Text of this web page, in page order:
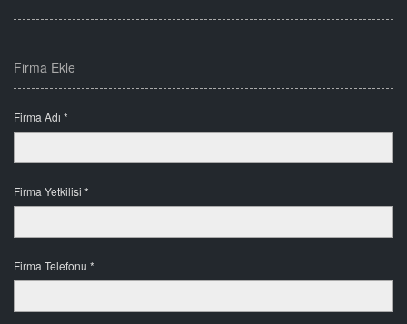
Firma Ekle
Firma Adı *
Firma Yetkilisi *
Firma Telefonu *